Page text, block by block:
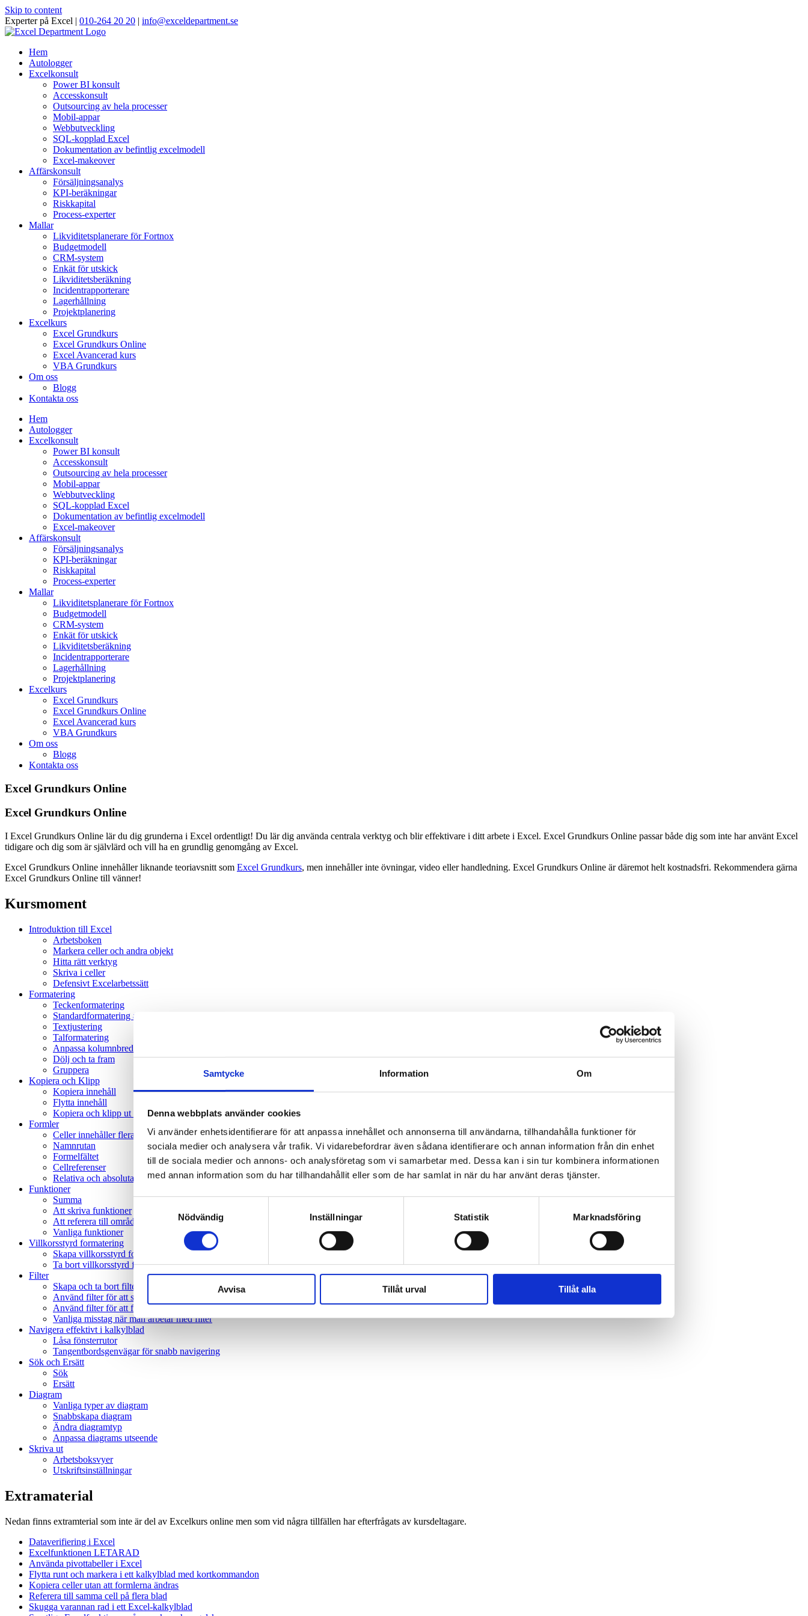
Samtycke Information Om
Denna webbplats använder cookies
Vi använder enhetsidentifierare för att anpassa innehållet och annonserna till användarna, tillhandahålla funktioner för
sociala medier och analysera vår trafik. Vi vidarebefordrar även sådana identifierare och annan information från din enhet
till de sociala medier och annons- och analysföretag som vi samarbetar med. Dessa kan i sin tur kombinera informationen
med annan information som du har tillhandahållit eller som de har samlat in när du har använt deras tjänster.
Nödvändig
Inställningar Statistik Marknadsföring
Avvisa Tillåt urval Tillåt alla
Skip to content
Experter på Excel | 010-264 20 20 | info@exceldepartment.se
Hem
Autologger
Excelkonsult
Power BI konsult
Accesskonsult
Outsourcing av hela processer
Mobil-appar
Webbutveckling
SQL-kopplad Excel
Dokumentation av befintlig excelmodell
Excel-makeover
Affärskonsult
Försäljningsanalys
KPI-beräkningar
Riskkapital
Process-experter
Mallar
Likviditetsplanerare för Fortnox
Budgetmodell
CRM-system
Enkät för utskick
Likviditetsberäkning
Incidentrapporterare
Lagerhållning
Projektplanering
Excelkurs
Excel Grundkurs
Excel Grundkurs Online
Excel Avancerad kurs
VBA Grundkurs
Om oss
Blogg
Kontakta oss
Hem
Autologger
Excelkonsult
Power BI konsult
Accesskonsult
Outsourcing av hela processer
Mobil-appar
Webbutveckling
SQL-kopplad Excel
Dokumentation av befintlig excelmodell
Excel-makeover
Affärskonsult
Försäljningsanalys
KPI-beräkningar
Riskkapital
Process-experter
Mallar
Likviditetsplanerare för Fortnox
Budgetmodell
CRM-system
Enkät för utskick
Likviditetsberäkning
Incidentrapporterare
Lagerhållning
Projektplanering
Excelkurs
Excel Grundkurs
Excel Grundkurs Online
Excel Avancerad kurs
VBA Grundkurs
Om oss
Blogg
Kontakta oss
Excel Grundkurs Online
Excel Grundkurs Online
I Excel Grundkurs Online lär du dig grunderna i Excel ordentligt! Du lär dig använda centrala verktyg och blir effektivare i ditt arbete i Excel. Excel Grundkurs Online passar både dig som inte har använt Excel
tidigare och dig som är självlärd och vill ha en grundlig genomgång av Excel.
Excel Grundkurs Online innehåller liknande teoriavsnitt som Excel Grundkurs, men innehåller inte övningar, video eller handledning. Excel Grundkurs Online är däremot helt kostnadsfri. Rekommendera gärna
Excel Grundkurs Online till vänner!
Kursmoment
Introduktion till Excel
Arbetsboken
Markera celler och andra objekt
Hitta rätt verktyg
Skriva i celler
Defensivt Excelarbetssätt
Formatering
Teckenformatering
Standardformatering av text, tal, datum och tid
Textjustering
Talformatering
Anpassa kolumnbredd och radhöjd
Dölj och ta fram
Gruppera
Kopiera och Klipp
Kopiera innehåll
Flytta innehåll
Kopiera och klipp ut med exempel
Formler
Celler innehåller flera typer av information
Namnrutan
Formelfältet
Cellreferenser
Relativa och absoluta cellreferenser
Funktioner
Summa
Att skriva funktioner
Att referera till områden av celler
Vanliga funktioner
Villkorsstyrd formatering
Skapa villkorsstyrd formatering
Ta bort villkorsstyrd formatering
Filter
Skapa och ta bort filter
Använd filter för att sortera
Använd filter för att filtrera
Vanliga misstag när man arbetar med filter
Navigera effektivt i kalkylblad
Låsa fönsterrutor
Tangentbordsgenvägar för snabb navigering
Sök och Ersätt
Sök
Ersätt
Diagram
Vanliga typer av diagram
Snabbskapa diagram
Ändra diagramtyp
Anpassa diagrams utseende
Skriva ut
Arbetsboksvyer
Utskriftsinställningar
Extramaterial
Nedan finns extramterial som inte är del av Excelkurs online men som vid några tillfällen har efterfrågats av kursdeltagare.
Dataverifiering i Excel
Excelfunktionen LETARAD
Använda pivottabeller i Excel
Flytta runt och markera i ett kalkylblad med kortkommandon
Kopiera celler utan att formlerna ändras
Referera till samma cell på flera blad
Skugga varannan rad i ett Excel-kalkylblad